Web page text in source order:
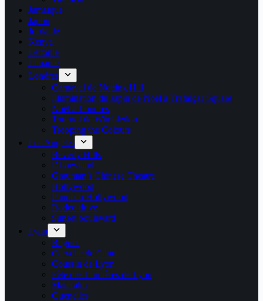
Jamaïque
Japon
Jordanie
Kenya
Lettonie
Lituanie
Londres
Carnaval de Notting Hill
Illumination du sapin de Noël à Trafalgar Square
Noël à Londres
Tournoi de Wimbledon
Trooping the Colours
Los Angeles
Beverly Hills
Disneyland
Grauman’s Chinese Theatre
Hollywood
Panneau Hollywood
Rodeo drive
Sunset boulevard
Lyon
Bugnes
Cervelle de Canut
Coussin de Lyon
Fête des Lumières de Lyon
Matefaim
Quenelles